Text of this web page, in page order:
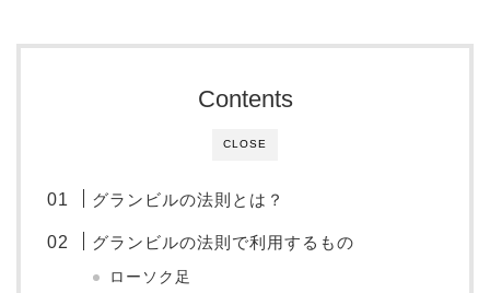
CLOSE
Contents
グランビルの法則とは？
グランビルの法則で利用するもの
ローソク足